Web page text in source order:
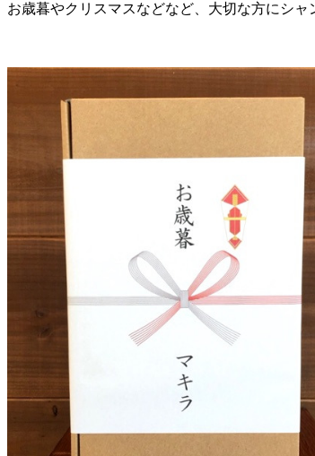
お歳暮やクリスマスなどなど、大切な方にシ